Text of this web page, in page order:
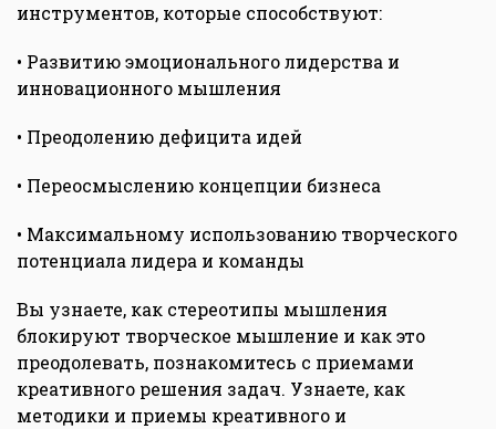
инструментов, которые способствуют:
• Развитию эмоционального лидерства и
инновационного мышления
• Преодолению дефицита идей
• Переосмыслению концепции бизнеса
• Максимальному использованию творческого
потенциала лидера и команды
Вы узнаете, как стереотипы мышления
блокируют творческое мышление и как это
преодолевать, познакомитесь с приемами
креативного решения задач. Узнаете, как
методики и приемы креативного и